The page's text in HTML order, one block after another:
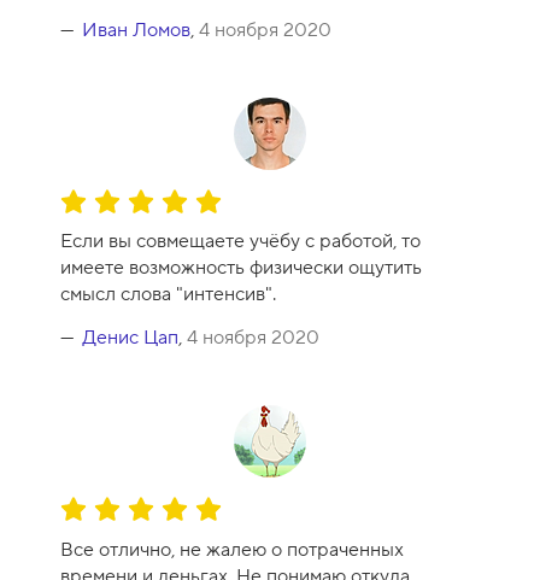
Иван Ломов, 4 ноября 2020
О
ц
е
н
к
а
1
0
Если вы совмещаете учёбу с работой, то
имеете возможность физически ощутить
смысл слова "интенсив".
Денис Цап, 4 ноября 2020
О
е
Все отлично, не жалею о потраченных